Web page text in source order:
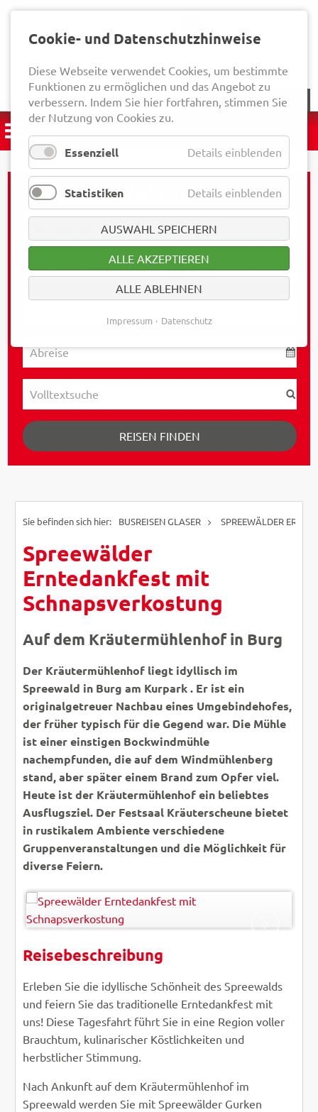
NEWSLETTER
REISEN FINDEN
BUSREISEN GLASER SPREEWÄLDER
Spreewälder
Erntedankfest mit
Schnapsverkostung
Auf dem Kräutermühlenhof in Burg
Der Kräutermühlenhof liegt idyllisch im
Spreewald in Burg am Kurpark . Er ist ein
originalgetreuer Nachbau eines Umgebindehofes,
der früher typisch für die Gegend war. Die Mühle
ist einer einstigen Bockwindmühle
nachempfunden, die auf dem Windmühlenberg
stand, aber später einem Brand zum Opfer viel.
Heute ist der Kräutermühlenhof ein beliebtes
Ausflugsziel. Der Festsaal Kräuterscheune bietet
in rustikalem Ambiente verschiedene
Gruppenveranstaltungen und die Möglichkeit für
diverse Feiern.
ZURÜCK
Animaflora PicsStock - AdobeStock
© EasyBUS
Reisebeschreibung
Erleben Sie die idyllische Schönheit des Spreewalds
und feiern Sie das traditionelle Erntedankfest mit
uns! Diese Tagesfahrt führt Sie in eine Region voller
Brauchtum, kulinarischer Köstlichkeiten und
herbstlicher Stimmung.
Nach Ankunft auf dem Kräutermühlenhof im
Spreewald werden Sie mit Spreewälder Gurken
Cookie- und Datenschutzhinweise
Diese Webseite verwendet Cookies, um bestimmte
Funktionen zu ermöglichen und das Angebot zu
verbessern. Indem Sie hier fortfahren, stimmen Sie
der Nutzung von Cookies zu.
Essenziell Details einblenden
Statistiken Details einblenden
AUSWAHL SPEICHERN
ALLE AKZEPTIEREN
ALLE ABLEHNEN
Impressum Datenschutz